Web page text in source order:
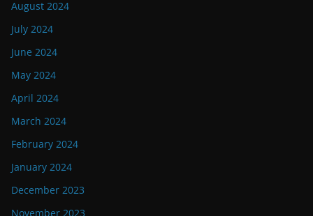
August 2024
July 2024
June 2024
May 2024
April 2024
March 2024
February 2024
January 2024
December 2023
November 2023